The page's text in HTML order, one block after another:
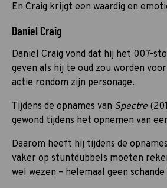
En Craig krijgt een waardig en
Daniel Craig
Daniel Craig vond dat hij het 007-
geven als hij te oud zou worden
actie rondom zijn personage.
Tijdens de opnames van Spectre
gewond tijdens het opnemen van
Daarom heeft hij tijdens de
vaker op stuntdubbels moeten
wel wezen – helemaal geen schande